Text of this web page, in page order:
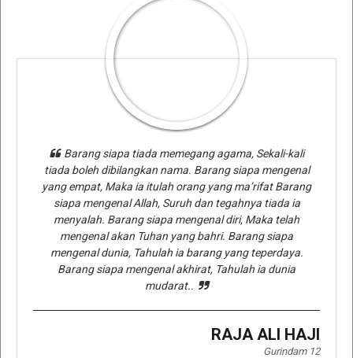
Barang siapa tiada memegang agama, Sekali-kali
tiada boleh dibilangkan nama. Barang siapa mengenal
yang empat, Maka ia itulah orang yang ma’rifat Barang
siapa mengenal Allah, Suruh dan tegahnya tiada ia
menyalah. Barang siapa mengenal diri, Maka telah
mengenal akan Tuhan yang bahri. Barang siapa
mengenal dunia, Tahulah ia barang yang teperdaya.
Barang siapa mengenal akhirat, Tahulah ia dunia
mudarat..
RAJA ALI HAJI
Gurindam 12